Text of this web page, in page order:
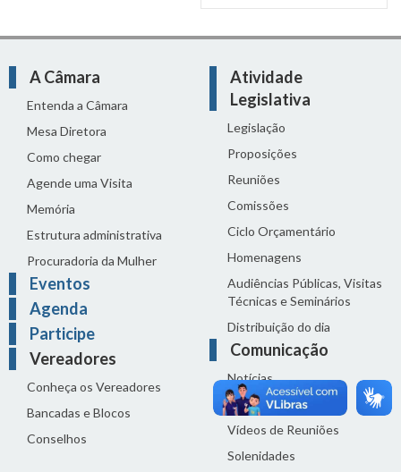
A Câmara
Entenda a Câmara
Mesa Diretora
Como chegar
Agende uma Visita
Memória
Estrutura administrativa
Procuradoria da Mulher
Eventos
Agenda
Participe
Vereadores
Conheça os Vereadores
Bancadas e Blocos
Conselhos
Atividade
Legislativa
Legislação
Proposições
Reuniões
Comissões
Ciclo Orçamentário
Homenagens
Audiências Públicas, Visitas
Técnicas e Seminários
Distribuição do dia
Comunicação
Notícias
Sala de Imprensa
Vídeos de Reuniões
Solenidades